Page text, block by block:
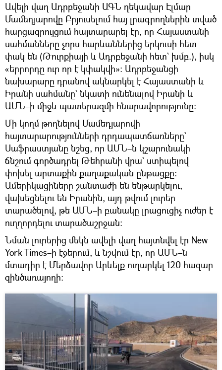
Ավելի վաղ Ադրբեջանի ԱԳՆ ղեկավար Էլմար
Մամեդյարովը Բրյուսելում հայ լրագրողներին տված
հարցազրույցում հայտարարել էր, որ Հայաստանի
սահմանները չորս հարևաններից երկուսի հետ
փակ են (Թուրքիայի և Ադրբեջանի հետ` խմբ.), իսկ
«երրորդը ուր որ է կփակվի»։ Ադրբեջանցի
նախարարը դրանով ակնարկել է Հայաստանի և
Իրանի սահմանը` նկատի ունենալով Իրանի և
ԱՄՆ–ի միջև պատերազմի հնարավորությունը։
Մի կողմ թողնելով Մամեդյարովի
հայտարարությունների դրդապատճառները`
Սաֆրաստյանը նշեց, որ ԱՄՆ–ն կշարունակի
ճնշում գործադրել Թեհրանի վրա` ստիպելով
փոխել արտաքին քաղաքական ընթացքը։
Ամերիկացիները շանտաժի են ենթարկելու,
վախեցնելու են Իրանին, այդ թվում լուրեր
տարածելով, թե ԱՄՆ–ի բանակը լրացուցիչ ուժեր է
ուղղորդելու տարածաշրջան։
Նման լուրերից մեկն ավելի վաղ հայտնվել էր New
York Times–ի էջերում, և նշվում էր, որ ԱՄՆ–ն
մտադիր է Մերձավոր Արևելք ուղարկել 120 հազար
զինծառայողի։